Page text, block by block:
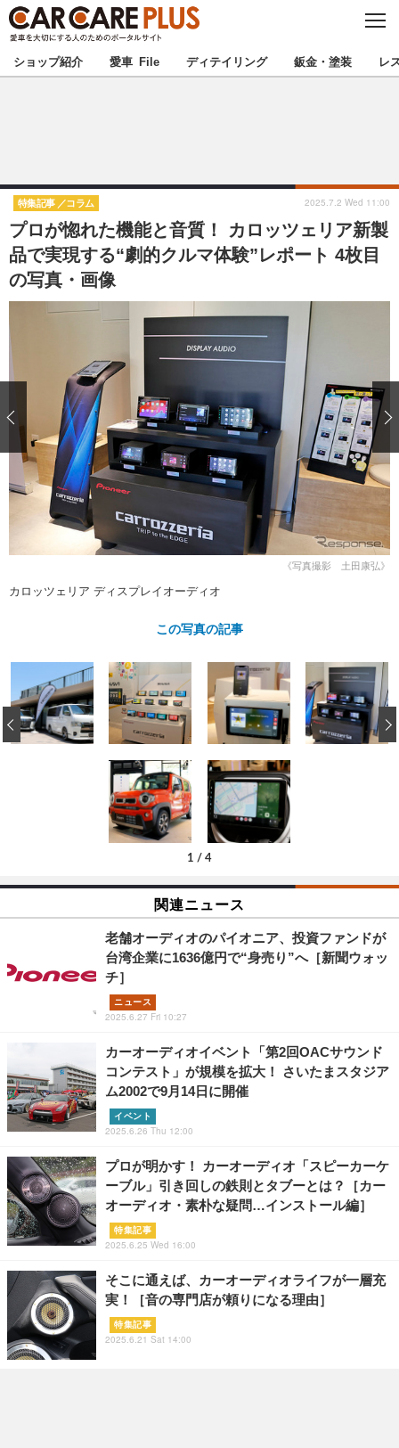
C
S
E
★カーケアプラス認定★ 厳選プロショップを地域から探す
甲信越 北陸
東海 関西
中国
注目の記事
ショップレポート 愛車 File
自動車豆知識 ストップ！不具合修理＆粗悪修理
鈑金・塗装
ディテイリング
ディテイリング 洗車
ヘッドライト磨き コーティング
フィルム・ラッピング
鈑金・塗装
小キズ直し 防錆
特集記事
ストップ 不具合修理＆粗悪修理
カーメーカー「旧車」関連プロジェ
クト
ショップ紹介
ショップレポート プロショップ検索
レストア
カーメーカー「旧車」関連プロジ
イベント
ショップ紹介 愛車 File ディテイリング 鈑金・塗装 レ
プロが惚れた機能と音質！ カロッツェリア新製
品で実現する“劇的クルマ体験”レポート 4枚目
の写真・画像
特集記事 コラム 2025.7.2 Wed 11:00
《写真撮影 土田康弘》
カロッツェリア ディスプレイオーディオ
この写真の記事
1 / 4
‹
関連ニュース
老舗オーディオのパイオニア、投資ファンドが
台湾企業に1636億円で“身売り”へ［新聞ウォッ
チ］
ニュース
2025.6.27 Fri 10:27
カーオーディオイベント「第2回OACサウンド
コンテスト」が規模を拡大！ さいたまスタジア
ム2002で9月14日に開催
イベント
2025.6.26 Thu 12:00
プロが明かす！ カーオーディオ「スピーカーケ
ーブル」引き回しの鉄則とタブーとは？［カー
オーディオ・素朴な疑問…インストール編］
特集記事
2025.6.25 Wed 16:00
そこに通えば、カーオーディオライフが一層充
実！［音の専門店が頼りになる理由］
特集記事
2025.6.21 Sat 14:00